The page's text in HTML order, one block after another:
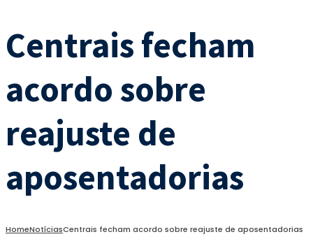
Centrais fecham
acordo sobre
reajuste de
aposentadorias
HomeNotíciasCentrais fecham acordo sobre reajuste de aposentadorias